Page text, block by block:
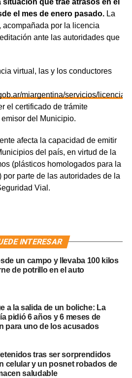
el mes de enero pasado.La
por la licencia
ante las autoridades que
virtual, las y los conductores
miargentina/servicios/licencia-
el certificado de trámite
del Municipio.
afecta la capacidad de emitir
del país, en virtud de la
(plásticos homologados para la
parte de las autoridades de la
Vial.
INTERESAR
un campo y llevaba 100 kilos
de potrillo en el auto
a la salida de un boliche: La
pidió 6 años y 6 meses de
para uno de los acusados
tras ser sorprendidos
celular y un posnet robados de
saludable